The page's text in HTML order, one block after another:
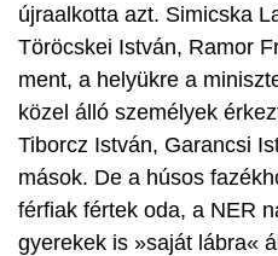
újraalkotta azt. Simicska
Töröcskei István, Ramor
ment, a helyükre a
közel álló személyek
Tiborcz István, Garancsi
mások. De a húsos
férfiak fértek oda, a NER
gyerekek is »saját lábra«